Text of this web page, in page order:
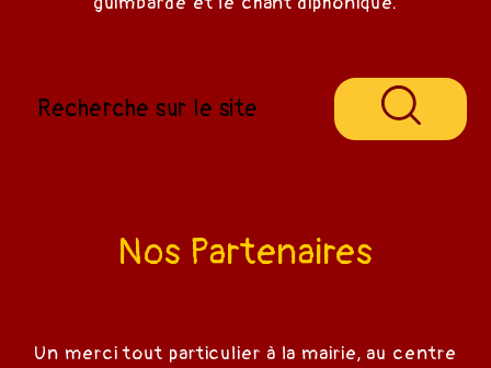
Nos Partenaires
Un merci tout particulier à la mairie, au centre